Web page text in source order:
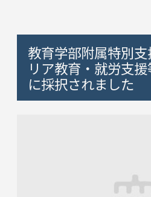
教育学部附属特別
リア教育・就労支援
に採択されました